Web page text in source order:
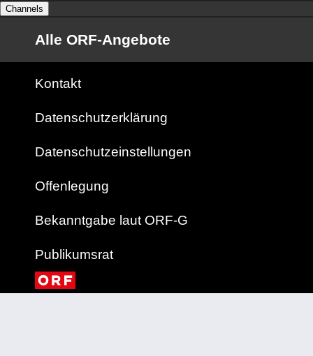
Channels
Alle ORF-Angebote
Kontakt
Datenschutzerklärung
Datenschutzeinstellungen
Offenlegung
Bekanntgabe laut ORF-G
Publikumsrat